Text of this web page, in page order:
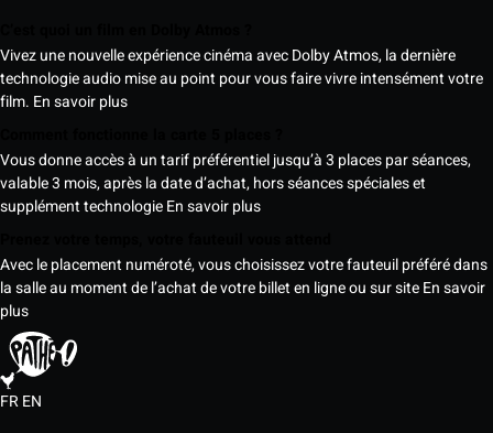
Vivez une nouvelle expérience cinéma avec Dolby Atmos, la dernière
technologie audio mise au point pour vous faire vivre intensément votre
film. En savoir plus
Vous donne accès à un tarif préférentiel jusqu’à 3 places par séances,
valable 3 mois, après la date d’achat, hors séances spéciales et
supplément technologieEn savoir plus
Avec le placement numéroté, vous choisissez votre fauteuil préféré dans
la salle au moment de l’achat de votre billet en ligne ou sur siteEn savoir
plus
FREN